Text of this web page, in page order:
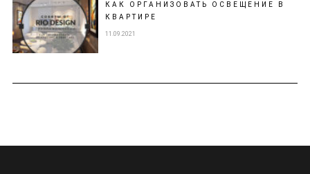
КАК ОРГАНИЗОВАТЬ ОСВЕЩЕНИЕ В
КВАРТИРЕ
11.09.2021